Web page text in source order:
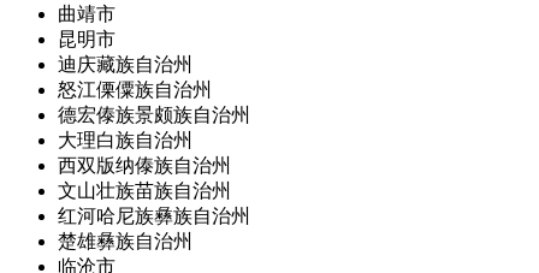
曲靖市
昆明市
迪庆藏族自治州
怒江傈僳族自治州
德宏傣族景颇族自治州
大理白族自治州
西双版纳傣族自治州
文山壮族苗族自治州
红河哈尼族彝族自治州
楚雄彝族自治州
临沧市